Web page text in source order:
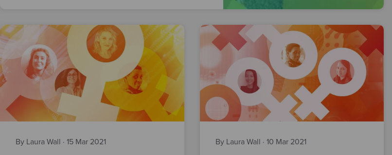
By Laura Wall · 15 Mar 2021 By Laura Wall · 10 Mar 2021